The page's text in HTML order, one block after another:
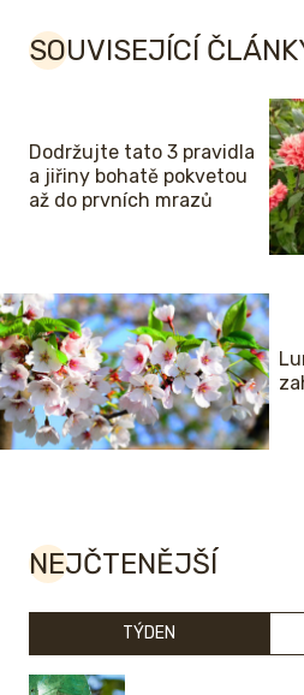
SOUVISEJÍCÍ
Dodržujte tato 3 pravidla
a jiřiny bohatě pokvetou
až do prvních mrazů
NEJČTENĚJŠÍ
TÝDEN